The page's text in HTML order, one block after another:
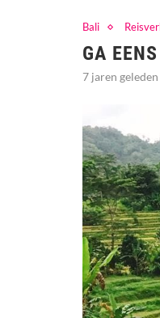
Bali
GA
7 jaren